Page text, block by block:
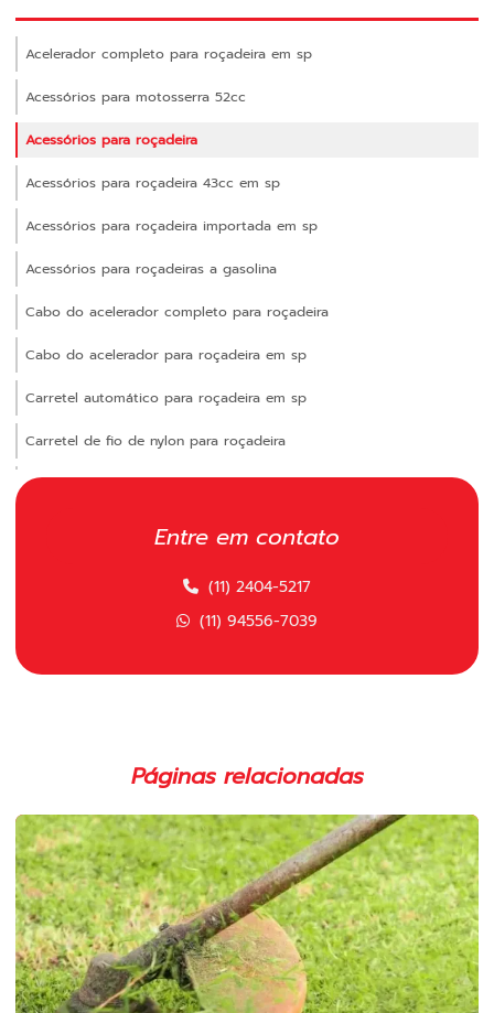
Acelerador completo para roçadeira em sp
Acessórios para motosserra 52cc
Acessórios para roçadeira
Acessórios para roçadeira 43cc em sp
Acessórios para roçadeira importada em sp
Acessórios para roçadeiras a gasolina
Cabo do acelerador completo para roçadeira
Cabo do acelerador para roçadeira em sp
Carretel automático para roçadeira em sp
Carretel de fio de nylon para roçadeira
Carretel manual para roçadeira
Carretel polimatic para roçadeira
Cilindro completo para motosserras
Cilindro completo para roçadeira em sp
Cilindro para motosserras 52cc
Cilindro para roçadeira 43cc
Cinto duplo para roçadeira
Cinto para roçadeira em sp
Entre em contato
(11) 2404-5217
(11) 94556-7039
Páginas relacionadas